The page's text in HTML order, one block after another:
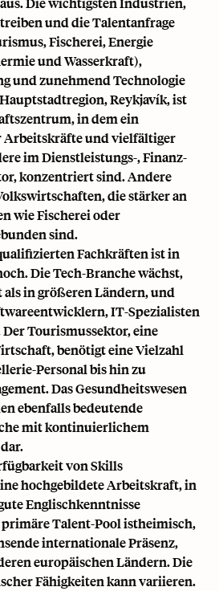
und die Talentanfrage
Fischerei, Energie
und Wasserkraft),
und zunehmend Technologie
Reykjavík, ist
in dem ein
Arbeitskräfte und vielfältiger
im Dienstleistungs-, Finanz-
konzentriert sind. Andere
die stärker an
wie Fischerei oder
sind.
Fachkräften ist in
Die Tech-Branche wächst,
in größeren Ländern, und
IT-Spezialisten
Tourismussektor, eine
benötigt eine Vielzahl
Personal bis hin zu
Das Gesundheitswesen
ebenfalls bedeutende
mit kontinuierlichem
von Skills
hochgebildete Arbeitskraft, in
Englischkenntnisse
Talent-Pool istheimisch,
internationale Präsenz,
europäischen Ländern. Die
Fähigkeiten kann variieren.